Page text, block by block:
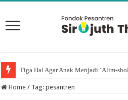
Tiga Hal Agar Anak Menjadi ‘Alim-
Home / Tag:pesantren